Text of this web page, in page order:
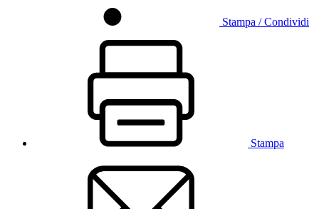
Stampa / Condividi
Stampa